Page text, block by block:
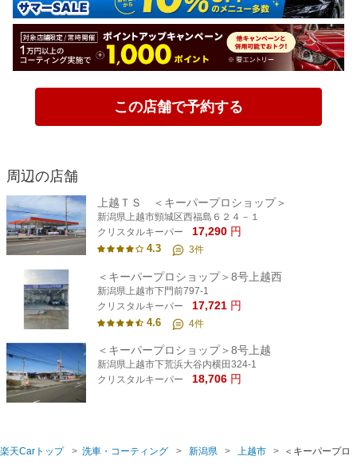
この店舗で予約する
周辺の店舗
上越ＴＳ ＜キーパープロショップ＞
新潟県上越市頸城区西福島６２４－１
クリスタルキーパー
17,290 円
4.3 3件
＜キーパープロショップ＞8号上越西
新潟県上越市下門前797-1
クリスタルキーパー
17,721 円
4.6 4件
＜キーパープロショップ＞8号上越
新潟県上越市下荒浜大谷内横田324-1
クリスタルキーパー
18,706 円
楽天Carトップ 洗車・コーティング 新潟県 上越市
＜キーパープロ